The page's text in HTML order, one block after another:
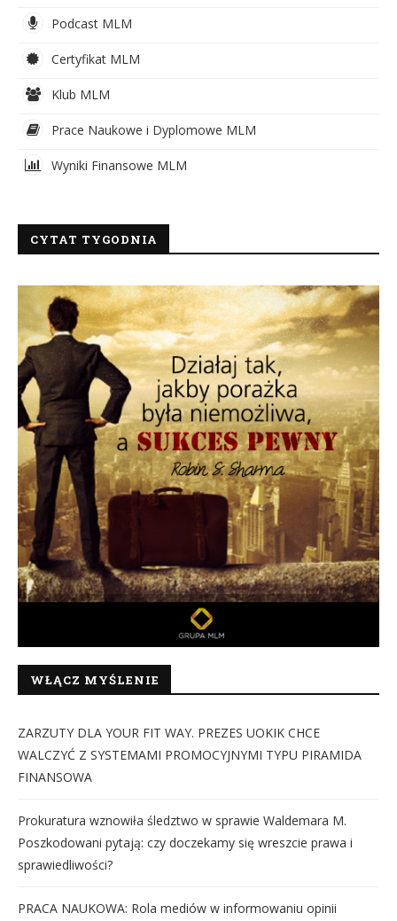
Podcast MLM
Certyfikat MLM
Klub MLM
Prace Naukowe i Dyplomowe MLM
Wyniki Finansowe MLM
CYTAT TYGODNIA
WŁĄCZ MYŚLENIE
ZARZUTY DLA YOUR FIT WAY. PREZES UOKIK CHCE
WALCZYĆ Z SYSTEMAMI PROMOCYJNYMI TYPU PIRAMIDA
FINANSOWA
Prokuratura wznowiła śledztwo w sprawie Waldemara M.
Poszkodowani pytają: czy doczekamy się wreszcie prawa i
sprawiedliwości?
PRACA NAUKOWA: Rola mediów w informowaniu opinii